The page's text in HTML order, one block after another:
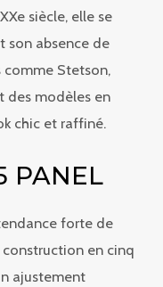
siècle, elle se
son absence de
comme Stetson,
des modèles en
chic et raffiné.
PANEL
forte de
construction en cinq
ajustement